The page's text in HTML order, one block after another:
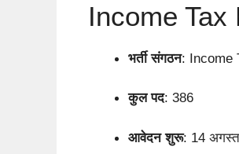
Income Tax
भर्ती संगठन: Income
कुल पद: 386
आवेदन शुरू: 14